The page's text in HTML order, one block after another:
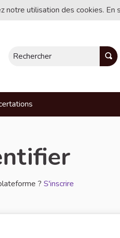
notre utilisation des cookies.
Rechercher
? S'inscrire